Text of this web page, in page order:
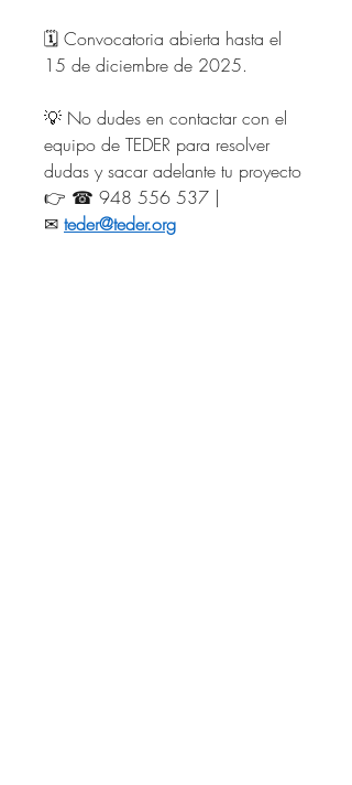
🗓️ Convocatoria abierta hasta el
15 de diciembre de 2025.
💡 No dudes en contactar con el
equipo de TEDER para resolver
dudas y sacar adelante tu proyecto
👉 ☎ 948 556 537 |
✉ teder@teder.org